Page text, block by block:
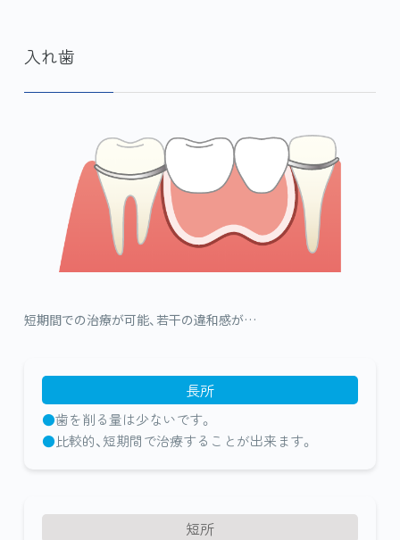
入れ歯
短期間での治療が可能、若干の違和感が…
長所
歯を削る量は少ないです。
比較的、短期間で治療することが出来ます。
短所